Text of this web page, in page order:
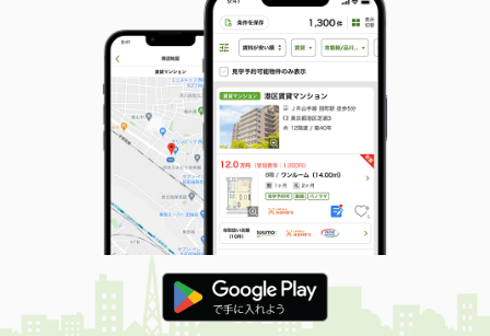
46.49m²
間取り
2DK
宮崎県宮崎市高岡町飯田 ３丁目
価 格
5.20万円
住 所
宮崎県宮崎市高岡町飯田 ３丁目
専有面積 50.03m²
間取り
1LDK
宮崎県宮崎市権現町
価 格
4.70万円
住 所
宮崎県宮崎市権現町